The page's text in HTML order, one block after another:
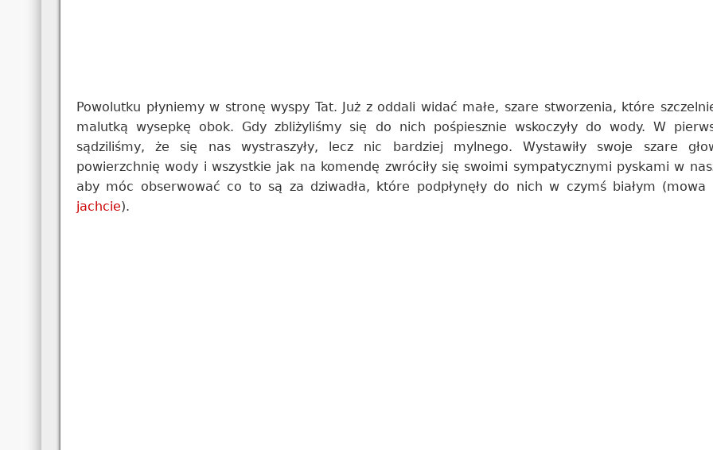
Powolutku płyniemy w stronę wyspy Tat. Już z oddali widać małe, szare stworzenia, które
malutką wysepkę obok. Gdy zbliżyliśmy się do nich pośpiesznie wskoczyły do wody. W
sądziliśmy, że się nas wystraszyły, lecz nic bardziej mylnego. Wystawiły swoje szare
powierzchnię wody i wszystkie jak na komendę zwróciły się swoimi sympatycznymi pyskami w
aby móc obserwować co to są za dziwadła, które podpłynęły do nich w czymś białym (mowa
jachcie).